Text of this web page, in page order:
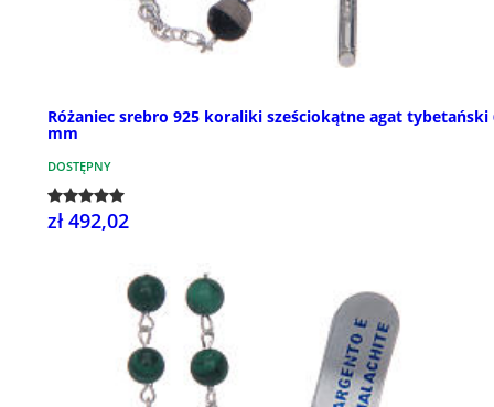
Różaniec srebro 925 koraliki sześciokątne agat tybetański
mm
DOSTĘPNY
zł 492,02